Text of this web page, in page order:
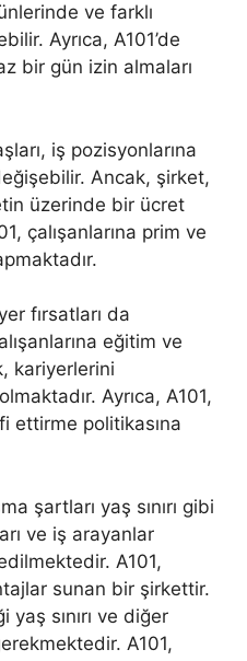
ve farklı
Ayrıca, A101’de
bir gün izin almaları
iş pozisyonlarına
Ancak, şirket,
üzerinde bir ücret
çalışanlarına prim ve
fırsatları da
eğitim ve
kariyerlerini
Ayrıca, A101,
ettirme politikasına
şartları yaş sınırı gibi
ve iş arayanlar
A101,
sunan bir şirkettir.
sınırı ve diğer
A101,